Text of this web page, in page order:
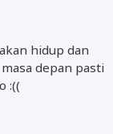
hidup dan
depan pasti
:((